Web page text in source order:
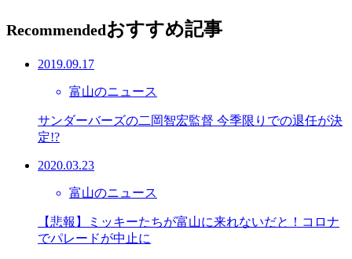
Recommendedおすすめ記事
2019.09.17
富山のニュース
サンダーバーズの二岡智宏監督 今季限りでの退任が決
定!?
2020.03.23
富山のニュース
【悲報】ミッキーたちが富山に来れないだと！コロナ
でパレードが中止に